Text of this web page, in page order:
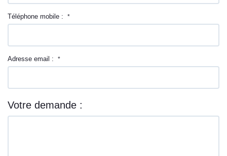
Téléphone mobile : *
Adresse email : *
Votre demande :